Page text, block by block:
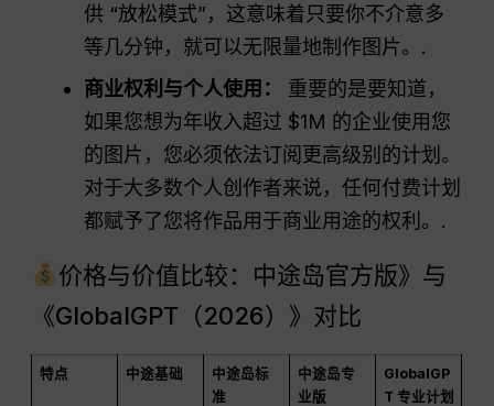
供 “放松模式”，这意味着只要你不介意多
等几分钟，就可以无限量地制作图片。.
商业权利与个人使用：
重要的是要知道，
如果您想为年收入超过 $1M 的企业使用您
的图片，您必须依法订阅更高级别的计划。
对于大多数个人创作者来说，任何付费计划
都赋予了您将作品用于商业用途的权利。.
价格与价值比较：中途岛官方版》与
《GlobalGPT（2026）》对比
特点 中途基础
中途岛标
准
中途岛专
业版
GlobalGP
T 专业计划